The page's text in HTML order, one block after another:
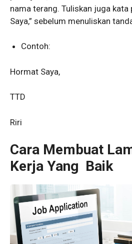
nama terang. Tuliskan juga kata
Saya,” sebelum menuliskan
Contoh:
Hormat Saya,
TTD
Riri
Cara Membuat
Kerja Yang Baik